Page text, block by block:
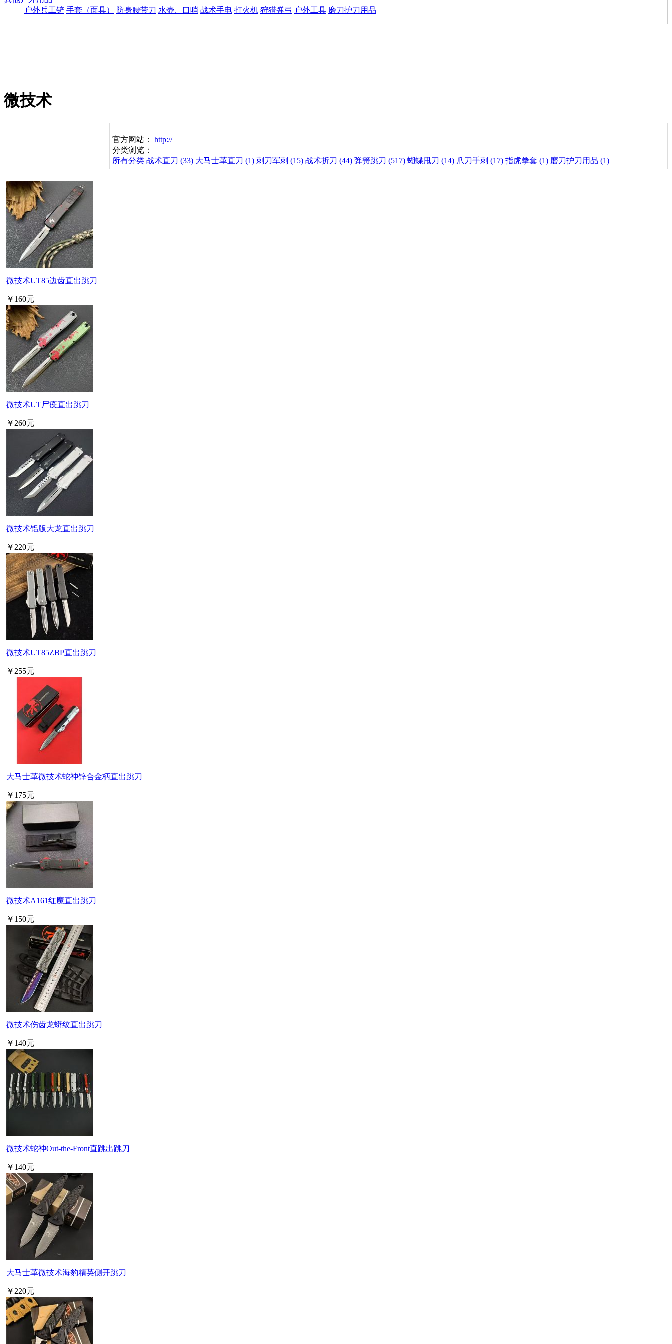
户外兵工铲 手套（面具） 防身腰带刀 水壶、口哨 战术手电 打火机 狩猎弹弓 户外工具 磨刀护刀用品
微技术
官方网站： http://
分类浏览：
所有分类 战术直刀 (33) 大马士革直刀 (1) 刺刀军刺 (15) 战术折刀 (44) 弹簧跳刀 (517) 蝴蝶甩刀 (14) 爪刀手刺 (17) 指虎拳套 (1) 磨刀护刀用品 (1)
微技术UT85边齿直出跳刀
￥160元
微技术UT尸疫直出跳刀
￥260元
微技术铝版大龙直出跳刀
￥220元
微技术UT85ZBP直出跳刀
￥255元
大马士革微技术蛇神锌合金柄直出跳刀
￥175元
微技术A161红魔直出跳刀
￥150元
微技术伤齿龙蟒纹直出跳刀
￥140元
微技术蛇神Out-the-Front直跳出跳刀
￥140元
大马士革微技术海豹精英侧开跳刀
￥220元